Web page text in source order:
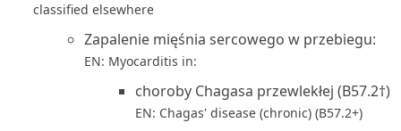
classified elsewhere
Zapalenie mięśnia sercowego w przebiegu:
EN: Myocarditis in:
choroby Chagasa przewlekłej (B57.2†)
EN: Chagas' disease (chronic) (B57.2+)